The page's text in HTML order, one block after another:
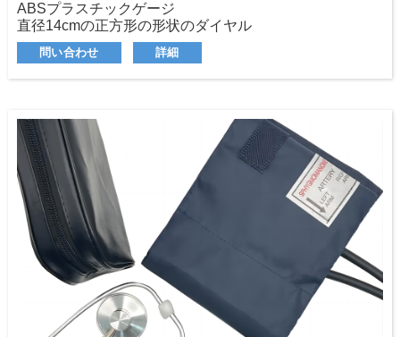
ABSプラスチックゲージ
直径14cmの正方形の形状のダイヤル
読みやすいように前面と背面が調整可能
利用可能なあらゆる種類のカフ
ダブルチューブ成体ラテックス膀胱
標準エンドバルブ
PVCコイルチューブ
問い合わせ 詳細